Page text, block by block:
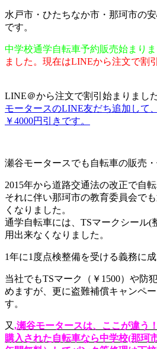
水戸市・ひたちなか市・那珂市の
です。
中学校通学自転車予約販売始まりま
ました。現在はLINEから注文で割
LINE＠から注文で割引始まりました
モータースのLINE友だち追加して
￥4000円引きです。
瀬谷モータースでも自転車の販売・
2015年から道路交通法の改正で自
それに伴い那珂市の教育委員会で
くなりました。
通学自転車には、TSマークシール(
用出来なくなりました。
1年に1度点検整備を受ける義務に成
当社でもTSマーク（￥1500）や防
めますが、更に盗難補償キャンペ
す。
又 ,瀬谷モータースは、ここが違う
購入された自転車なら中学校(那珂